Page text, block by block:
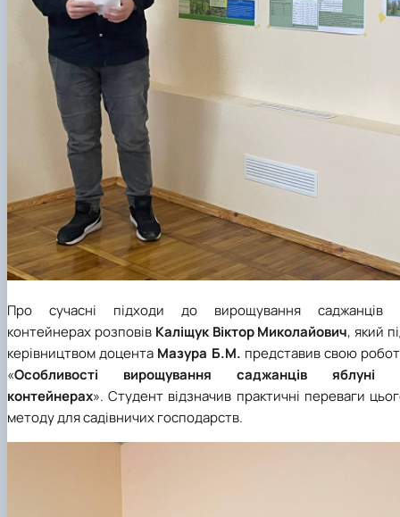
Про сучасні підходи до вирощування саджанців
контейнерах розповів Каліщук Віктор Миколайович, який
керівництвом доцента Мазура Б.М. представив свою
«Особливості вирощування саджанців яблуні
контейнерах». Студент відзначив практичні переваги
методу для садівничих господарств.